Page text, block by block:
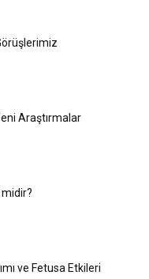
Araştırmalar
ve Fetusa Etkileri